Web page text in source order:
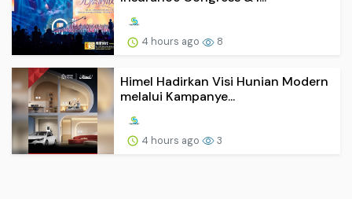
4 hours ago 8
Himel Hadirkan Visi Hunian Modern
melalui Kampanye...
4 hours ago 3